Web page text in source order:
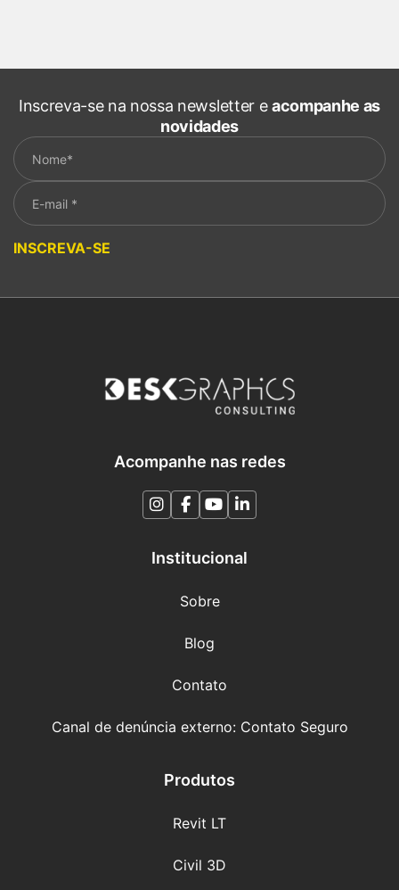
Inscreva-se na nossa newsletter eacompanhe as
novidades
INSCREVA-SE
Acompanhe nas redes
Institucional
Sobre
Blog
Contato
Canal de denúncia externo: Contato Seguro
Produtos
Revit LT
Civil 3D